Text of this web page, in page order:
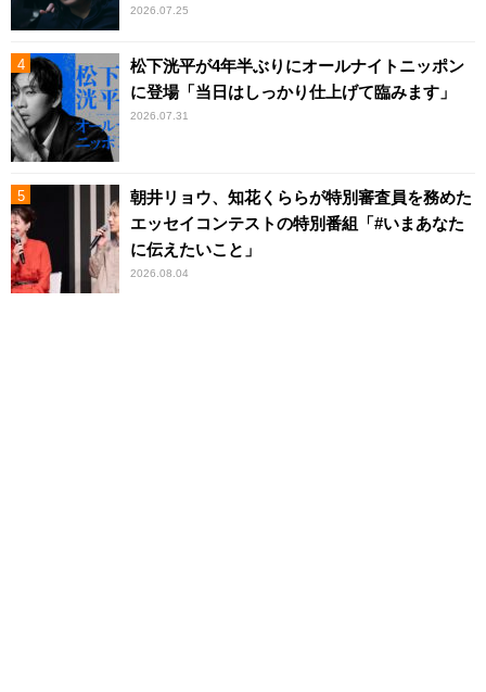
2026.07.25
松下洸平が4年半ぶりにオールナイトニッポン
に登場「当日はしっかり仕上げて臨みます」
2026.07.31
朝井リョウ、知花くららが特別審査員を務めた
エッセイコンテストの特別番組「#いまあなた
に伝えたいこと」
2026.08.04